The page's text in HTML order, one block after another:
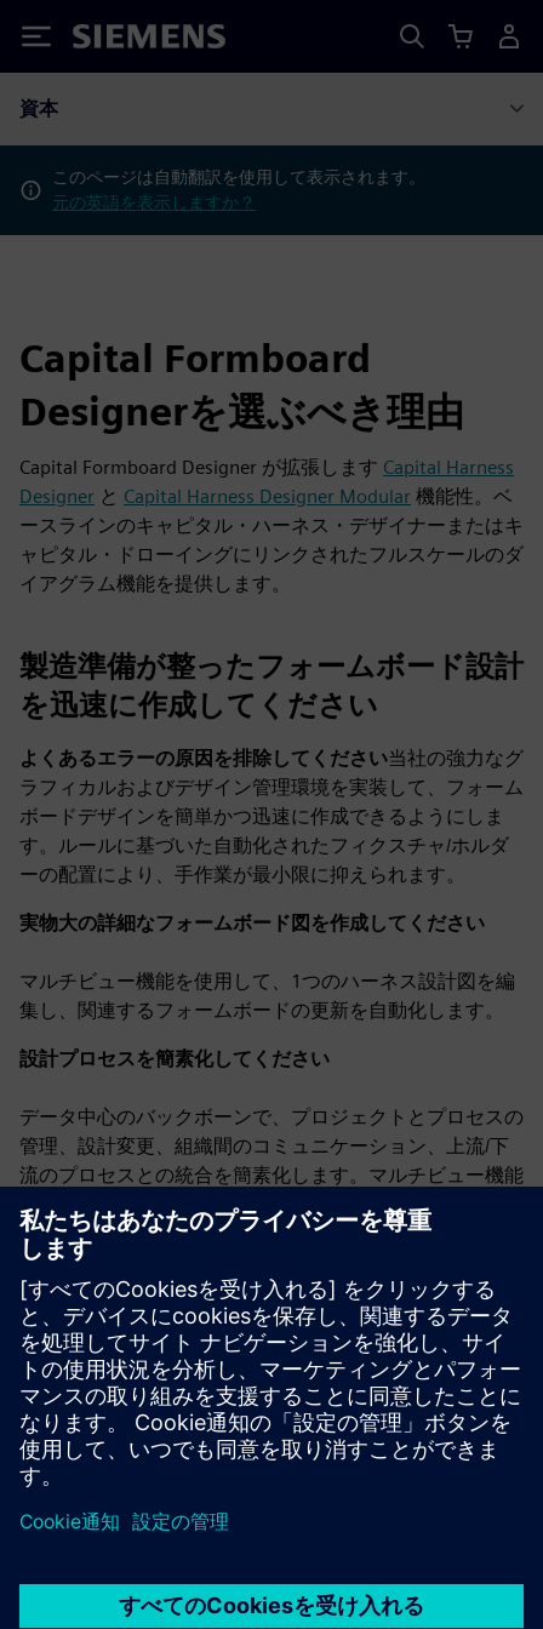
Siemens
資本
このページは自動翻訳を使用して表示されます。
元の英語を表示しますか？
Capital Formboard
Designerを選ぶべき理由
Capital Formboard Designer が拡張します Capital Harness
Designer と Capital Harness Designer Modular 機能性。ベ
ースラインのキャピタル・ハーネス・デザイナーまたはキ
ャピタル・ドローイングにリンクされたフルスケールのダ
イアグラム機能を提供します。
製造準備が整ったフォームボード設計
を迅速に作成してください
よくあるエラーの原因を排除してください当社の強力なグ
ラフィカルおよびデザイン管理環境を実装して、フォーム
ボードデザインを簡単かつ迅速に作成できるようにしま
す。ルールに基づいた自動化されたフィクスチャ/ホルダ
ーの配置により、手作業が最小限に抑えられます。
実物大の詳細なフォームボード図を作成してください
マルチビュー機能を使用して、1つのハーネス設計図を編
集し、関連するフォームボードの更新を自動化します。
設計プロセスを簡素化してください
データ中心のバックボーンで、プロジェクトとプロセスの
管理、設計変更、組織間のコミュニケーション、上流/下
流のプロセスとの統合を簡素化します。マルチビュー機能
により、図面の作成が簡単になり、関連するすべての文書
が動的に更新されます。
時間と労力を節約しましょうバンドルを操作して、複雑
なフォームボードレイアウトの作成に必要な時間を短縮で
きます。自動設計ルールチェックで問題を特定し、ベスト
プラクティスを実施します。データ管理機能により、改訂
管理が簡単になり、従来のファイルベースのプロセスによ
く見られる転記ミスがなくなります。